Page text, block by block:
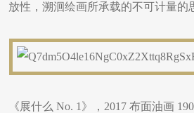
放性，溯洄绘画所承载的不可计量的
《展什么 No. 1》，2017 布面油画